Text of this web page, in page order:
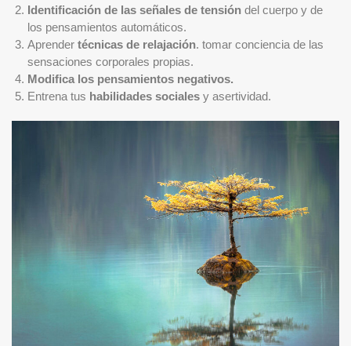
Identificación de las señales de tensión del cuerpo y de
los pensamientos automáticos.
Aprender técnicas de relajación. tomar conciencia de las
sensaciones corporales propias.
Modifica los pensamientos negativos.
Entrena tus habilidades sociales y asertividad.